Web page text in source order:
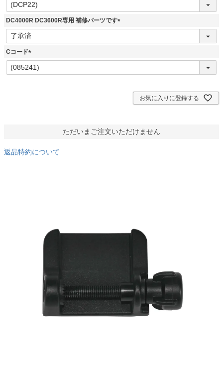
必
須
DC4000R DC3600R専用 補修パーツです
(
Cコード
(
必
お気に入りに登録する
ただいまご注文いただけません
返品特約について